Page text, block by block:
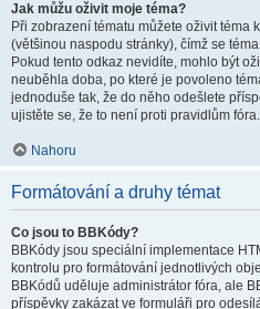
Jak můžu oživit moje téma?
Při zobrazení tématu můžete oživit téma
(většinou naspodu stránky), čímž se
Pokud tento odkaz nevidíte, mohlo být
neuběhla doba, po které je povoleno
jednoduše tak, že do něho odešlete
ujistěte se, že to není proti pravidlům fóra.
Nahoru
Formátování a druhy témat
Co jsou to BBKódy?
BBKódy jsou speciální implementace
kontrolu pro formátování jednotlivých
BBKódů uděluje administrátor fóra, ale
příspěvky zakázat ve formuláři pro